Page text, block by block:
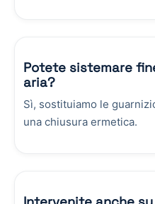
Potete sistemare
aria?
Sì, sostituiamo le
una chiusura ermetica.